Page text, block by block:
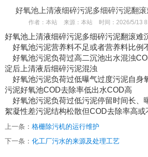
好氧池上清液细碎污泥多细碎污泥翻滚
作者： 本站 来源： 本站 时间： 2026/5/13
好氧池上清液细碎污泥多细碎污泥翻滚难
好氧池污泥营养料不足或者营养料比例
好氧池污泥负荷过高二沉池出水混浊
淀后上清液后细碎污泥混浊
好氧池污泥负荷过低曝气过度污泥自身
污泥好氧池COD去除率低出水COD高
好氧池污泥负荷过低污泥停留时间长、
絮凝性差污泥结构松散但COD去除率高或
上一条： 格栅除污机的运行维护
下一条： 化工厂污水的来源及处理工艺